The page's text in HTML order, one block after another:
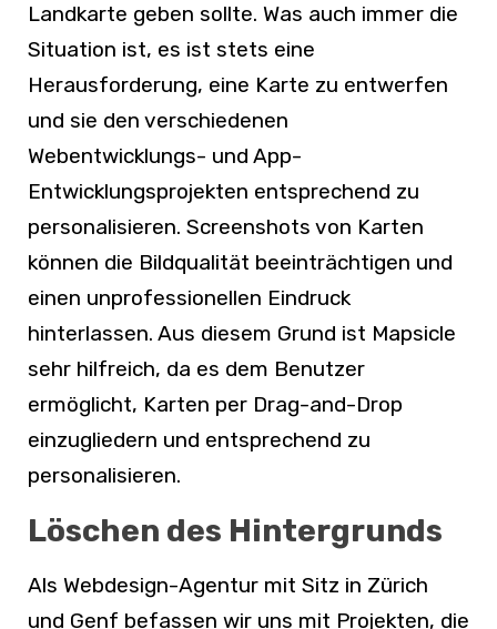
Landkarte geben sollte. Was auch immer die
Situation ist, es ist stets eine
Herausforderung, eine Karte zu entwerfen
und sie den verschiedenen
Webentwicklungs- und App-
Entwicklungsprojekten entsprechend zu
personalisieren. Screenshots von Karten
können die Bildqualität beeinträchtigen und
einen unprofessionellen Eindruck
hinterlassen. Aus diesem Grund ist Mapsicle
sehr hilfreich, da es dem Benutzer
ermöglicht, Karten per Drag-and-Drop
einzugliedern und entsprechend zu
personalisieren.
Löschen des Hintergrunds
Als Webdesign-Agentur mit Sitz in Zürich
und Genf befassen wir uns mit Projekten, die